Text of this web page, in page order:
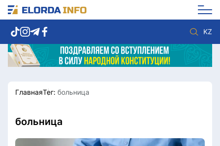
KZ
Новости столицы
Спорт
Видео
Мир
ГлавнаяТег: больница
больница